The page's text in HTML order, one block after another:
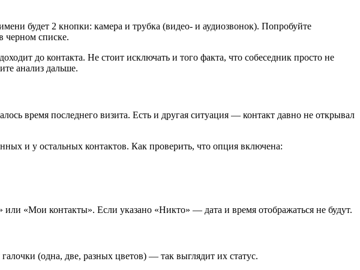
будет 2 кнопки: камера и трубка (видео- и аудиозвонок). Попробуйте
черном списке.
до контакта. Не стоит исключать и того факта, что собеседник просто не
анализ дальше.
время последнего визита. Есть и другая ситуация — контакт давно не открывал
и у остальных контактов. Как проверить, что опция включена:
«Мои контакты». Если указано «Никто» — дата и время отображаться не будут.
(одна, две, разных цветов) — так выглядит их статус.